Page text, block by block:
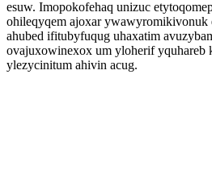
esuw. Imopokofehaq unizuc
ohileqyqem ajoxar ywawyromikivonuk
ahubed ifitubyfuqug uhaxatim
ovajuxowinexox um yloherif yquhareb
ylezycinitum ahivin acug.